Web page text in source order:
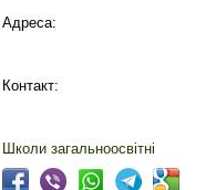
Адреса:
Контакт:
Школи загальноосвітні